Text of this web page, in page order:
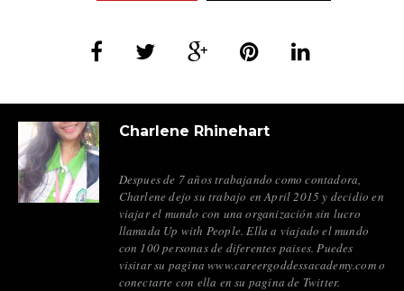
Charlene Rhinehart
Despues de 7 años trabajando como contadora,
Charlene dejo su trabajo en April 2015 y decidio en
viajar el mundo con una organización sin lucro
llamada Up with People. Ella a viajado el mundo
con 100 personas de diferentes paises. Puedes
visitar su pagina www.careergoddessacademy.com o
conectarte con ella en su pagina de Twitter.